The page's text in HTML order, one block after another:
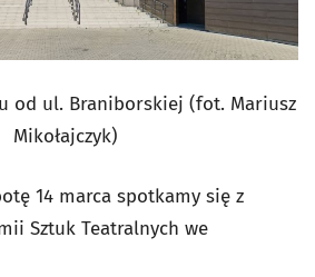
od ul. Braniborskiej (fot. Mariusz
Mikołajczyk)
14 marca spotkamy się z
Sztuk Teatralnych we